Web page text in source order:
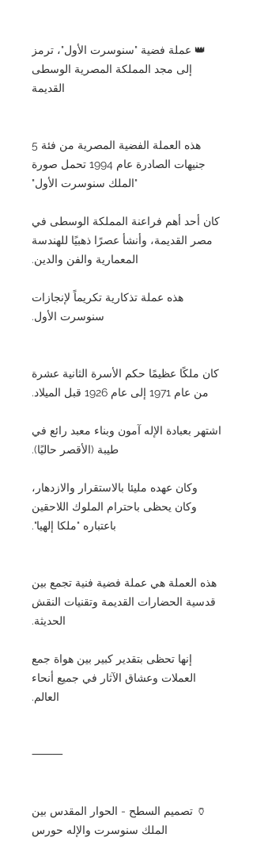
👑 عملة فضية "سنوسرت الأول"، ترمز
إلى مجد المملكة المصرية الوسطى
القديمة
هذه العملة الفضية المصرية من فئة 5
جنيهات الصادرة عام 1994 تحمل صورة
"الملك سنوسرت الأول"
كان أحد أهم فراعنة المملكة الوسطى في
مصر القديمة، وأنشأ عصرًا ذهبيًا للهندسة
المعمارية والفن والدين.
هذه عملة تذكارية تكريماً لإنجازات
سنوسرت الأول.
كان ملكًا عظيمًا حكم الأسرة الثانية عشرة
من عام 1971 إلى عام 1926 قبل الميلاد.
اشتهر بعبادة الإله آمون وبناء معبد رائع في
طيبة (الأقصر حاليًا).
وكان عهده مليئا بالاستقرار والازدهار،
وكان يحظى باحترام الملوك اللاحقين
باعتباره "ملكا إلهيا".
هذه العملة هي عملة فضية فنية تجمع بين
قدسية الحضارات القديمة وتقنيات النقش
الحديثة.
إنها تحظى بتقدير كبير بين هواة جمع
العملات وعشاق الآثار في جميع أنحاء
العالم.
⸻
🏺 تصميم السطح - الحوار المقدس بين
الملك سنوسرت والإله حورس